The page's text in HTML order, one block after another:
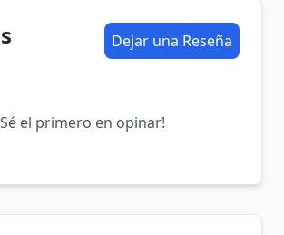
Dejar una Reseña
el primero en opinar!